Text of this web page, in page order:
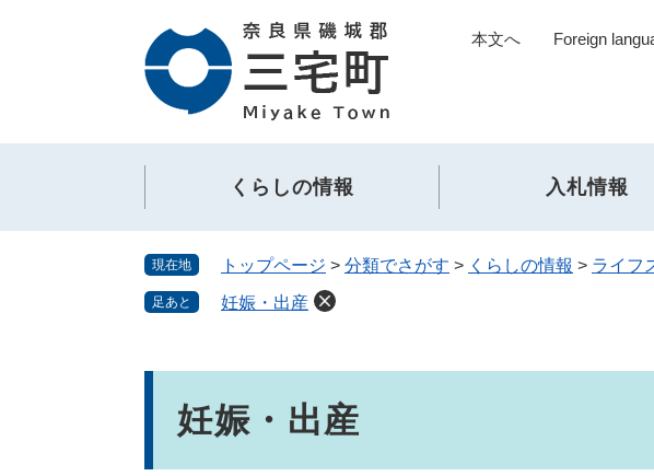
頭
飛
本文へ Foreign
くらしの情報 入札情報
現在地 トップページ > 分類でさがす > くらしの情報 > ライフ
足あと 妊娠・出産
妊娠・出産